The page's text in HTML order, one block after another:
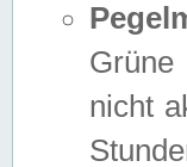
Grüne
nicht